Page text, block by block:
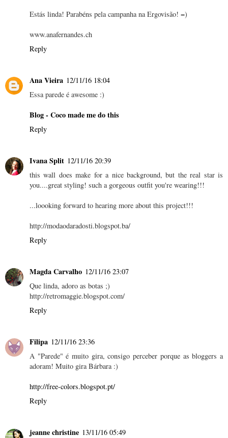
Estás linda! Parabéns pela campanha na Ergovisão! =)
www.anafernandes.ch
Reply
Ana Vieira 12/11/16 18:04
Essa parede é awesome :)
Blog - Coco made me do this
Reply
Ivana Split 12/11/16 20:39
this wall does make for a nice background, but the real star is
you....great styling! such a gorgeous outfit you're wearing!!!
...loooking forward to hearing more about this project!!!
http://modaodaradosti.blogspot.ba/
Reply
Magda Carvalho 12/11/16 23:07
Que linda, adoro as botas ;)
http://retromaggie.blogspot.com/
Reply
Filipa 12/11/16 23:36
A "Parede" é muito gira, consigo perceber porque as bloggers a
adoram! Muito gira Bárbara :)
http://free-colors.blogspot.pt/
Reply
jeanne christine 13/11/16 05:49